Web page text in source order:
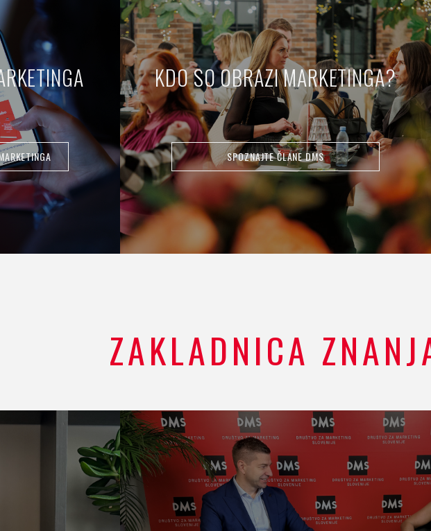
KDO SO OBRAZI MARKETINGA?
SPOZNAJTE ČLANE DMS
ZAKLADNICA